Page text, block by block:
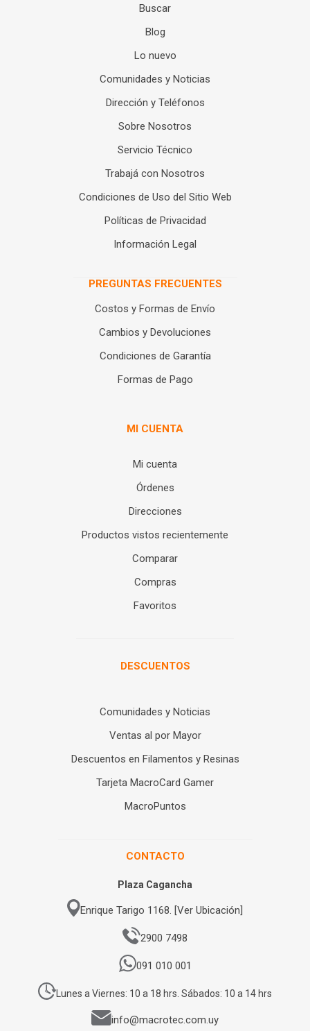
Buscar
Blog
Lo nuevo
Comunidades y Noticias
Dirección y Teléfonos
Sobre Nosotros
Servicio Técnico
Trabajá con Nosotros
Condiciones de Uso del Sitio Web
Políticas de Privacidad
Información Legal
PREGUNTAS FRECUENTES
Costos y Formas de Envío
Cambios y Devoluciones
Condiciones de Garantía
Formas de Pago
MI CUENTA
Mi cuenta
Órdenes
Direcciones
Productos vistos recientemente
Comparar
Compras
Favoritos
DESCUENTOS
Comunidades y Noticias
Ventas al por Mayor
Descuentos en Filamentos y Resinas
Tarjeta MacroCard Gamer
MacroPuntos
CONTACTO
Plaza Cagancha
Enrique Tarigo 1168. [Ver Ubicación]
2900 7498
091 010 001
Lunes a Viernes: 10 a 18 hrs. Sábados: 10 a 14 hrs
info@macrotec.com.uy